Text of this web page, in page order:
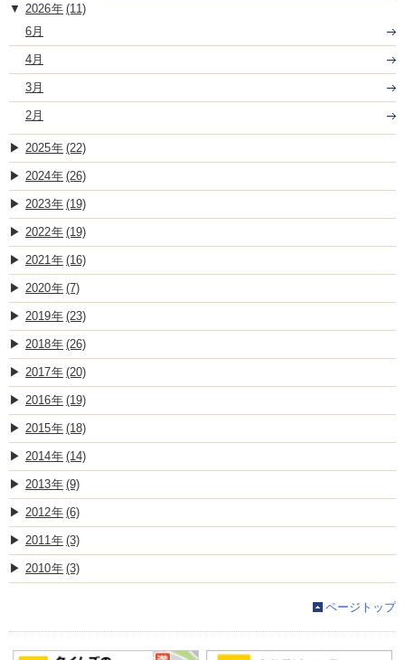
2026
(11)
6月
4月
3月
2月
2025 (22)
2024 (26)
2023 (19)
2022 (19)
2021 (16)
2020 (7)
2019 (23)
2018 (26)
2017 (20)
2016 (19)
2015 (18)
2014 (14)
2013 (9)
2012 (6)
2011 (3)
2010 (3)
ページトップ